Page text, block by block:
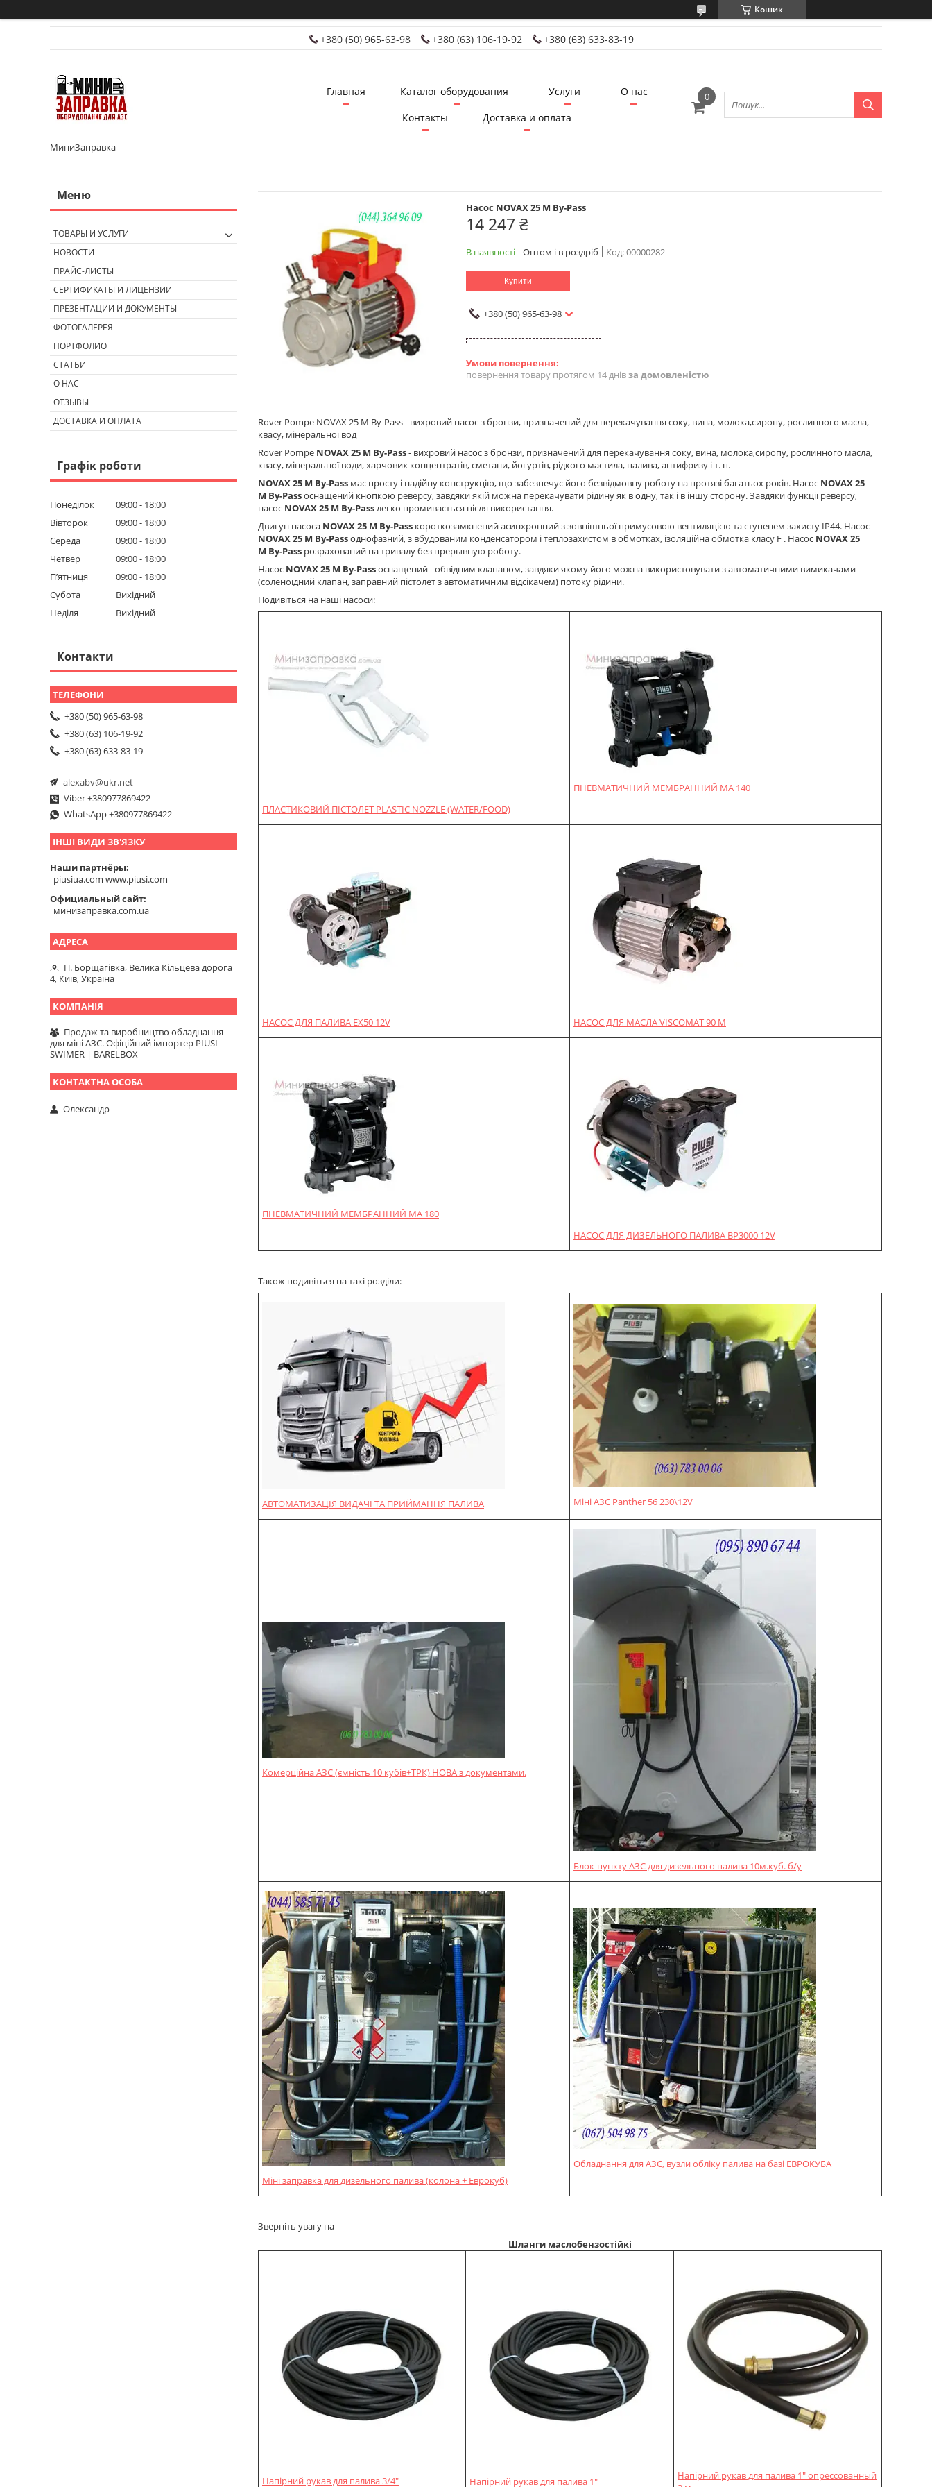
Кошик
+380 (50) 965-63-98 +380 (63) 106-19-92 +380 (63) 633-83-19
МиниЗаправка
Главная Каталог оборудования Услуги
О нас
Контакты
Доставка и оплата
Насос NOVAX 25 M By-Pass
14 247 ₴
В наявності Оптом і в роздріб Код:00000282
Купити
+380 (50) 965-63-98
повернення товару протягом 14 днівза домовленістю
Rover Pompe NOVAX 25 M By-Pass - вихровий насос з бронзи, призначений для перекачування соку, вина, молока,сиропу, рослинного масла,
квасу, мінеральної вод
Rover Pompe NOVAX 25 M By-Pass- вихровий насос з бронзи, призначений для перекачування соку, вина, молока,сиропу, рослинного масла,
квасу, мінеральної води, харчових концентратів, сметани, йогуртів, рідкого мастила, палива, антифризу і т. п.
NOVAX 25 M By-Pass має просту і надійну конструкцію, що забезпечує його безвідмовну роботу на протязі багатьох років. Насос NOVAX 25
M By-Passоснащений кнопкою реверсу, завдяки якій можна перекачувати рідину як в одну, так і в іншу сторону. Завдяки функції реверсу,
насос NOVAX 25 M By-Pass легко промивається після використання.
Двигун насоса NOVAX 25 M By-Pass короткозамкнений асинхронний з зовнішньої примусовою вентиляцією та ступенем захисту IP44. Насос
NOVAX 25 M By-Passоднофазний, з вбудованим конденсатором і теплозахистом в обмотках, ізоляційна обмотка класу F . Насос NOVAX 25
M By-Pass розрахований на тривалу без прерывную роботу.
Насос NOVAX 25 M By-Passоснащений - обвідним клапаном, завдяки якому його можна використовувати з автоматичними вимикачами
(соленоїдний клапан, заправний пістолет з автоматичним відсікачем) потоку рідини.
Подивіться на наші насоси:
ПЛАСТИКОВИЙ ПІСТОЛЕТ PLASTIC NOZZLE (WATER/FOOD)
ПНЕВМАТИЧНИЙ МЕМБРАННИЙ MA 140
НАСОС ДЛЯ ПАЛИВА EX50 12V НАСОС ДЛЯ МАСЛА VISCOMAT 90 M
ПНЕВМАТИЧНИЙ МЕМБРАННИЙ MA 180
НАСОС ДЛЯ ДИЗЕЛЬНОГО ПАЛИВА BP3000 12V
Також подивіться на такі розділи:
АВТОМАТИЗАЦІЯ ВИДАЧІ ТА ПРИЙМАННЯ ПАЛИВА Міні АЗС Panther 56 230\12V
Комерційна АЗС (ємність 10 кубів+ТРК) НОВА з документами.
Блок-пункту АЗС для дизельного палива 10м.куб. б/у
Міні заправка для дизельного палива (колона + Еврокуб)
Обладнання для АЗС, вузли обліку палива на базі ЕВРОКУБА
Зверніть увагу на
Шланги маслобензостійкі
Напірний рукав для палива 3/4" Напірний рукав для палива 1"
Напірний рукав для палива 1" опрессованный
ТОВАРЫ И УСЛУГИ
НОВОСТИ
ПРАЙС-ЛИСТЫ
СЕРТИФИКАТЫ И ЛИЦЕНЗИИ
ПРЕЗЕНТАЦИИ И ДОКУМЕНТЫ
ФОТОГАЛЕРЕЯ
ПОРТФОЛИО
СТАТЬИ
О НАС
ОТЗЫВЫ
ДОСТАВКА И ОПЛАТА
Графік роботи
Понеділок 09:00
18:00
Вівторок
09:00
18:00
Середа
09:00
18:00
Четвер
09:00
18:00
Пʼятниця
09:00
18:00
Субота
Вихідний
Неділя
Вихідний
Контакти
+380 (50) 965-63-98
+380 (63) 106-19-92
+380 (63) 633-83-19
alexabv@ukr.net
Viber +380977869422
WhatsApp +380977869422
ІНШІ ВИДИ ЗВ'ЯЗКУ
Наши партнёры
piusiua.com www.piusi.com
Официальный сайт
минизаправка.com.ua
П. Борщагівка, Велика Кільцева дорога
4, Київ, Україна
Продаж та виробництво обладнання
для міні АЗС. Офіційний імпортер PIUSI
SWIMER | BARELBOX
Олександр